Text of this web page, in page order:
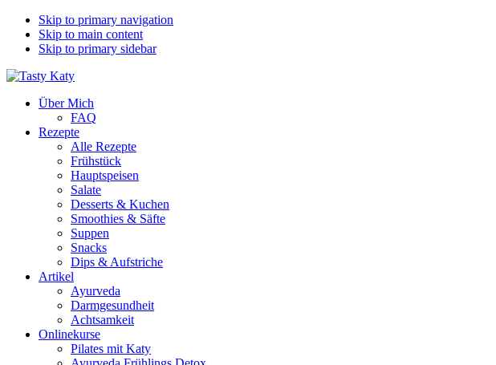
Skip to primary navigation
Skip to main content
Skip to primary sidebar
Über Mich
FAQ
Rezepte
Alle Rezepte
Frühstück
Hauptspeisen
Salate
Desserts & Kuchen
Smoothies & Säfte
Suppen
Snacks
Dips & Aufstriche
Artikel
Ayurveda
Darmgesundheit
Achtsamkeit
Onlinekurse
Pilates mit Katy